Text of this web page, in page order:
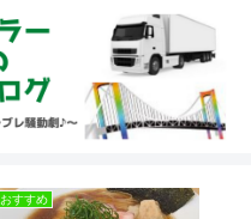
おすすめ